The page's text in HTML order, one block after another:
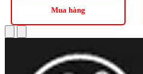
Mua hàng